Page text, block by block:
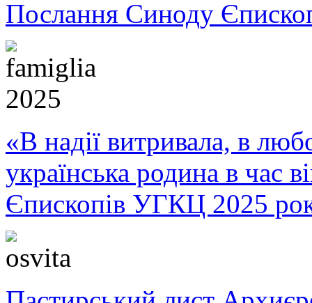
Послання Синоду
«В надії витривала, в
українська родина в час
Єпископів УГКЦ 2025